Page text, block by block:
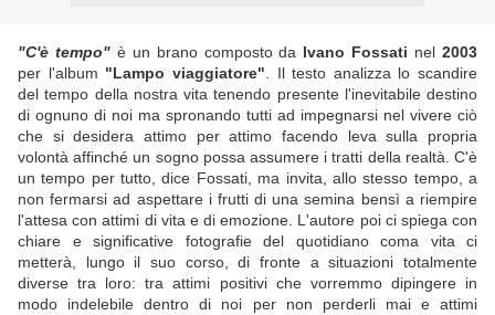
"C'è tempo"è un brano composto da Ivano Fossati nel2003
per l'album "Lampo viaggiatore" . Il testo analizza lo scandire
del tempo della nostra vita tenendo presente l'inevitabile destino
di ognuno di noi ma spronando tutti ad impegnarsi nel vivere ciò
che si desidera attimo per attimo facendo leva sulla propria
volontà affinché un sogno possa assumere i tratti della realtà. C'è
un tempo per tutto, dice Fossati, ma invita, allo stesso tempo, a
non fermarsi ad aspettare i frutti di una semina bensì a riempire
l'attesa con attimi di vita e di emozione. L'autore poi ci spiega con
chiare e significative fotografie del quotidiano coma vita ci
metterà, lungo il suo corso, di fronte a situazioni totalmente
diverse tra loro: tra attimi positivi che vorremmo dipingere in
modo indelebile dentro di noi per non perderli mai e attimi